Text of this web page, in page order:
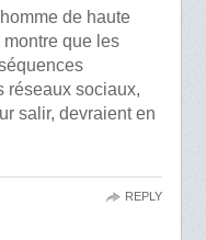
de haute
que les
réseaux sociaux,
salir, devraient en
REPLY